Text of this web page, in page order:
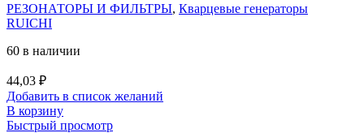
РЕЗОНАТОРЫ И ФИЛЬТРЫ, Кварцевые генераторы
RUICHI
60 в наличии
44,03 ₽
Добавить в список желаний
В корзину
Быстрый просмотр